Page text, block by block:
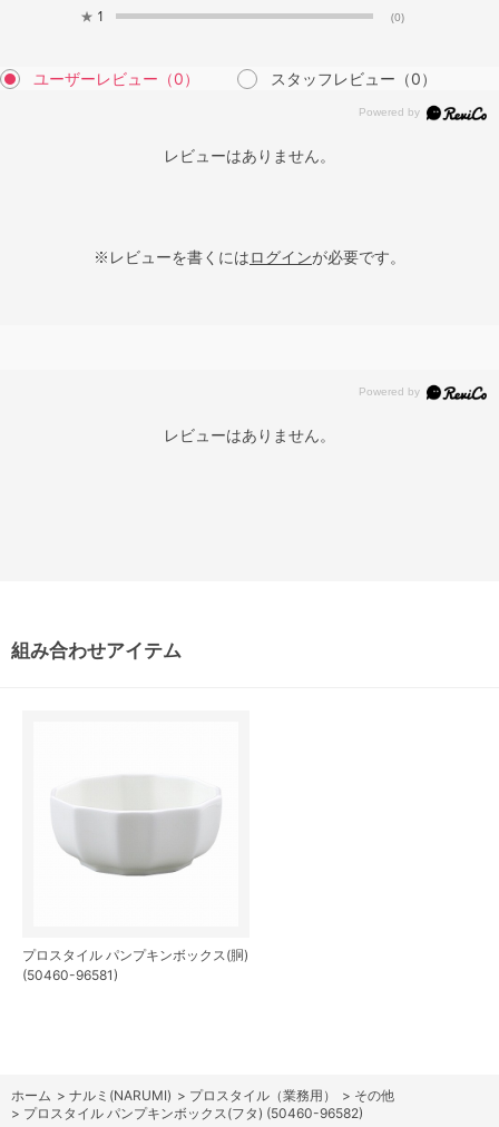
★ 1 (0)
ユーザーレビュー （0） スタッフレビュー （0）
レビューはありません。
※レビューを書くにはログインが必要です。
レビューはありません。
組み合わせアイテム
プロスタイル パンプキンボックス(胴)
(50460-96581)
ホーム > ナルミ(NARUMI) > プロスタイル（業務用） > その他
> プロスタイル パンプキンボックス(フタ) (50460-96582)